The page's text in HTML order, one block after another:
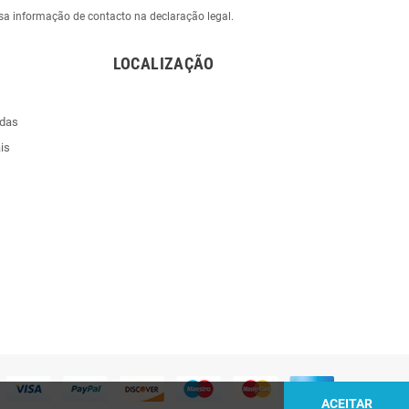
informação de contacto na declaração legal.
LOCALIZAÇÃO
ACEITAR